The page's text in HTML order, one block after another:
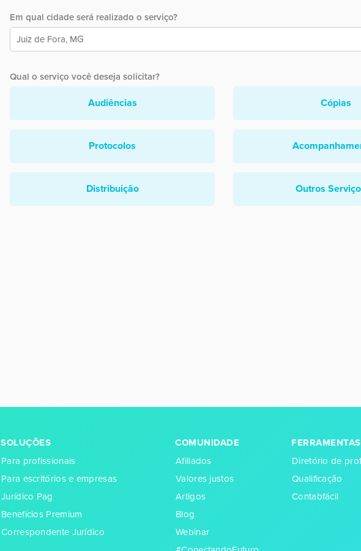
Em qual cidade será realizado o serviço?
Qual o serviço você deseja solicitar?
Audiências Cópias
Protocolos
Distribuição Outros
SOLUÇÕES
Para profissionais
Para escritórios e empresas
Jurídico Pag
Benefícios Premium
Correspondente Jurídico
COMUNIDADE
Afiliados
Valores justos
Artigos
Blog
Webinar
FERRAMENTAS
Diretório de
Qualificação
Contabfácil